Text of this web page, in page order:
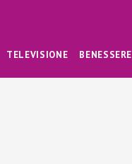
TELEVISIONE BENESSERE